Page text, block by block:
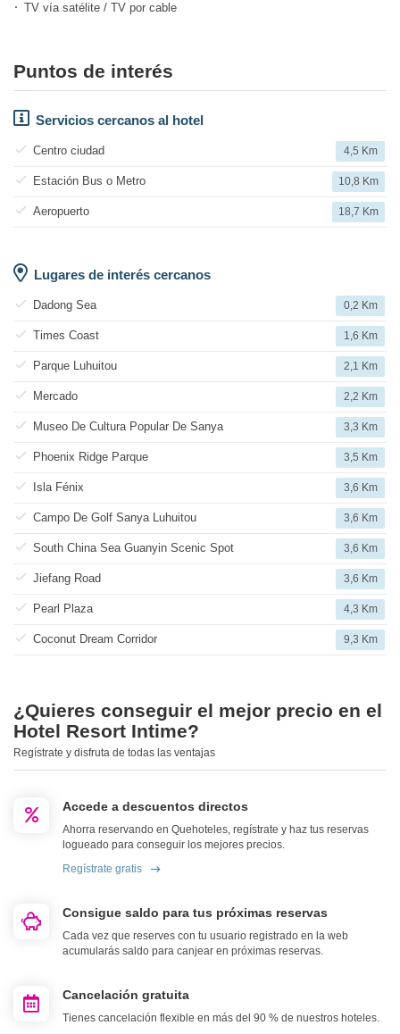
TV vía satélite / TV por cable
Puntos de interés
Servicios cercanos al hotel
Centro ciudad 4,5 Km
Estación Bus o Metro 10,8 Km
Aeropuerto 18,7 Km
Lugares de interés cercanos
Dadong Sea 0,2 Km
Times Coast 1,6 Km
Parque Luhuitou 2,1 Km
Mercado 2,2 Km
Museo De Cultura Popular De Sanya 3,3 Km
Phoenix Ridge Parque 3,5 Km
Isla Fénix 3,6 Km
Campo De Golf Sanya Luhuitou 3,6 Km
South China Sea Guanyin Scenic Spot 3,6 Km
Jiefang Road 3,6 Km
Pearl Plaza 4,3 Km
Coconut Dream Corridor 9,3 Km
¿Quieres conseguir el mejor precio en el
Hotel Resort Intime?
Regístrate y disfruta de todas las ventajas
Accede a descuentos directos
Ahorra reservando en Quehoteles, regístrate y haz tus reservas
logueado para conseguir los mejores precios.
Regístrate gratis
Consigue saldo para tus próximas reservas
Cada vez que reserves con tu usuario registrado en la web
acumularás saldo para canjear en próximas reservas.
Cancelación gratuita
Tienes cancelación flexible en más del 90 % de nuestros hoteles.